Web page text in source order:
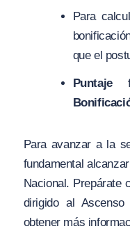
Para
que el
Para avanzar a la
fundamental
Nacional. Prepárate
dirigido al
obtener más